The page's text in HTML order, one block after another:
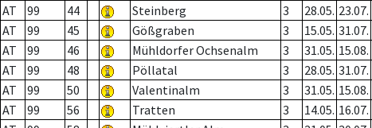
AT
99 44 Steinberg 3 28.05. 23.07.
AT
99 45 Gößgraben 3 15.05. 31.07.
AT
99 46 Mühldorfer Ochsenalm 3 31.05. 15.08.
AT
99 48 Pöllatal 3 28.05. 31.07.
AT
99 50 Valentinalm 3 31.05. 15.08.
AT
99 56 Tratten 3 14.05. 16.07.